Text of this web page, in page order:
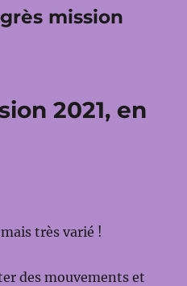
mission
2021, en
très varié !
des mouvements et